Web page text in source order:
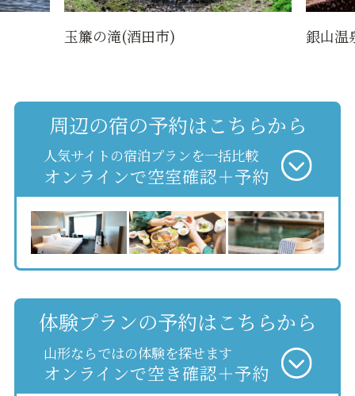
玉簾の滝(酒田市) 銀山温
周辺の宿の予約はこちらから
人気サイトの宿泊プランを一括比較
オンラインで空室確認＋予約
体験プランの予約はこちらから
山形ならではの体験を探せます
オンラインで空き確認＋予約